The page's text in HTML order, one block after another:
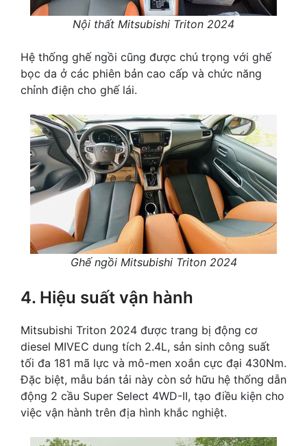
Nội thất Mitsubishi Triton 2024
Hệ thống ghế ngồi cũng được chú trọng với ghế
bọc da ở các phiên bản cao cấp và chức năng
chỉnh điện cho ghế lái.
Ghế ngồi Mitsubishi Triton 2024
4. Hiệu suất vận hành
Mitsubishi Triton 2024 được trang bị động cơ
diesel MIVEC dung tích 2.4L, sản sinh công suất
tối đa 181 mã lực và mô-men xoắn cực đại 430Nm.
Đặc biệt, mẫu bán tải này còn sở hữu hệ thống dẫn
động 2 cầu Super Select 4WD-II, tạo điều kiện cho
việc vận hành trên địa hình khắc nghiệt.